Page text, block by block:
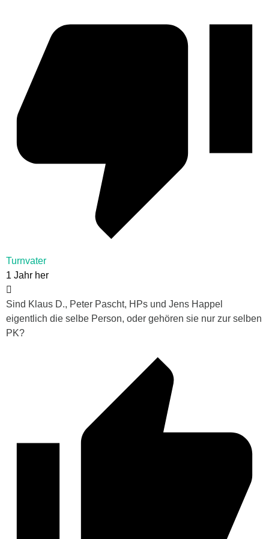
Turnvater
1 Jahr her
Sind Klaus D., Peter Pascht, HPs und Jens Happel
eigentlich die selbe Person, oder gehören sie nur zur selben
PK?